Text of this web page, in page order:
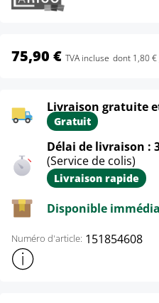
75,90 € TVA incluse dont 1,80 €
Livraison gratuite
Gratuit
Délai de livraison :
(Service de colis)
Livraison rapide
Disponible
Numéro d'article: 151854608
Afficher plus d'informations